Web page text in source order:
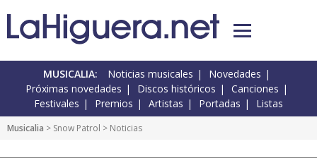
MUSICALIA: Noticias musicales
Novedades
Próximas novedades
Discos históricos
Canciones
Festivales
Premios Artistas Portadas Listas
Musicalia > Snow Patrol > Noticias